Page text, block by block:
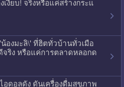
งียบ! จริงหรือแค่สร้างกระแ
องมะลิ\' ที่ฮิตทั่วบ้านทั่วเมือ
จริง หรือแค่การตลาดหลอกด
อดอลดัง ดันเครื่องดื่มสุขภาพ